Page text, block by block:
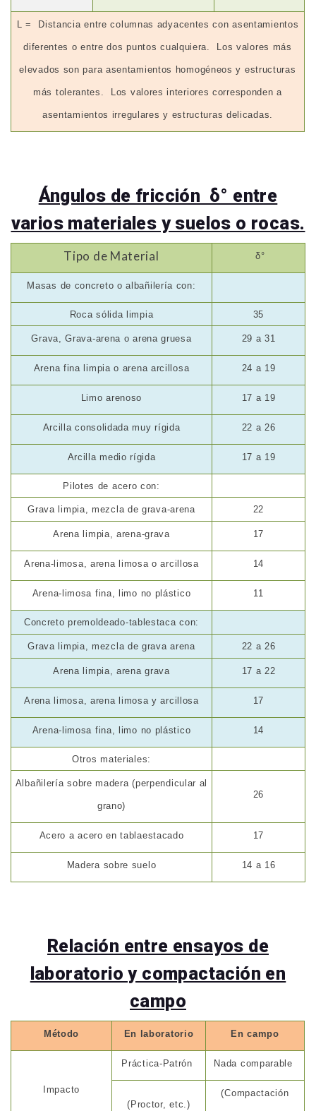
L = Distancia entre columnas adyacentes con asentamientos
diferentes o entre dos puntos cualquiera. Los valores más
elevados son para asentamientos homogéneos y estructuras
más tolerantes. Los valores interiores corresponden a
asentamientos irregulares y estructuras delicadas.
Ángulos de fricción δ° entre
varios materiales y suelos o rocas.
Tipo de Material δ°
Masas de concreto o albañilería con:
Roca sólida limpia 35
Grava, Grava-arena o arena gruesa 29 a 31
Arena fina limpia o arena arcillosa 24 a 19
Limo arenoso 17 a 19
Arcilla consolidada muy rígida 22 a 26
Arcilla medio rígida 17 a 19
Pilotes de acero con:
Grava limpia, mezcla de grava-arena 22
Arena limpia, arena-grava 17
Arena-limosa, arena limosa o arcillosa 14
Arena-limosa fina, limo no plástico 11
Concreto premoldeado-tablestaca con:
Grava limpia, mezcla de grava arena 22 a 26
Arena limpia, arena grava 17 a 22
Arena limosa, arena limosa y arcillosa 17
Arena-limosa fina, limo no plástico 14
Otros materiales:
Albañilería sobre madera (perpendicular al
grano)
26
Acero a acero en tablaestacado 17
Madera sobre suelo 14 a 16
Relación entre ensayos de
laboratorio y compactación en
campo
Método En laboratorio En campo
Impacto
Práctica-Patrón Nada comparable
(Proctor, etc.)
(Compactación